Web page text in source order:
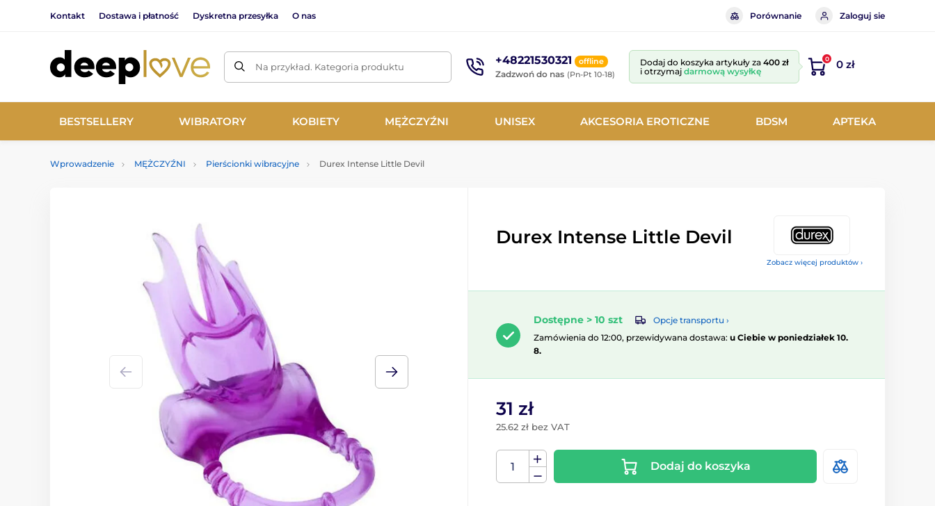
Kontakt Dostawa i płatność Dyskretna przesyłka O nas Porównanie Zaloguj sie
Na przykład. Kategoria produktu +48221530321 offline
Zadzwoń do nas (Pn-Pt 10-18)
Dodaj do koszyka artykuły za 400 zł
i otrzymaj darmową wysyłkę
0 0 zł
BESTSELLERY WIBRATORY KOBIETY MĘŻCZYŹNI UNISEX AKCESORIA EROTICZNE BDSM APTEKA
Wprowadzenie MĘŻCZYŹNI Pierścionki wibracyjne Durex Intense Little Devil
Zobacz więcej produktów ›
Durex Intense Little Devil
Dostępne > 10 szt
Opcje transportu ›
Zamówienia do 12:00, przewidywana dostawa: u Ciebie w poniedziałek 10.
8.
31 zł
25.62 zł bez VAT
Dodaj do koszyka